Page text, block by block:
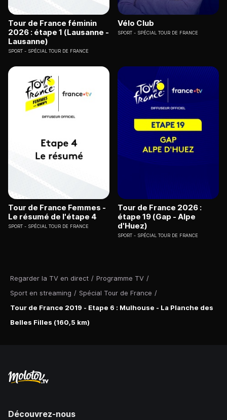
Regarder la TV en direct / Programme TV /
Sport en streaming / Spécial Tour de France /
Tour de France 2019 - Etape 6 : Mulhouse - La Planche des
Belles Filles (160,5 km)
Tour de France féminin
2026 : étape 1 (Lausanne -
Lausanne)
SPORT SPÉCIAL TOUR DE FRANCE
Vélo Club
SPORT SPÉCIAL TOUR DE FRANCE
Tour de France Femmes -
Le résumé de l'étape 4
SPORT SPÉCIAL TOUR DE FRANCE
Tour de France 2026 :
étape 19 (Gap - Alpe
d'Huez)
SPORT SPÉCIAL TOUR DE FRANCE
Découvrez-nous